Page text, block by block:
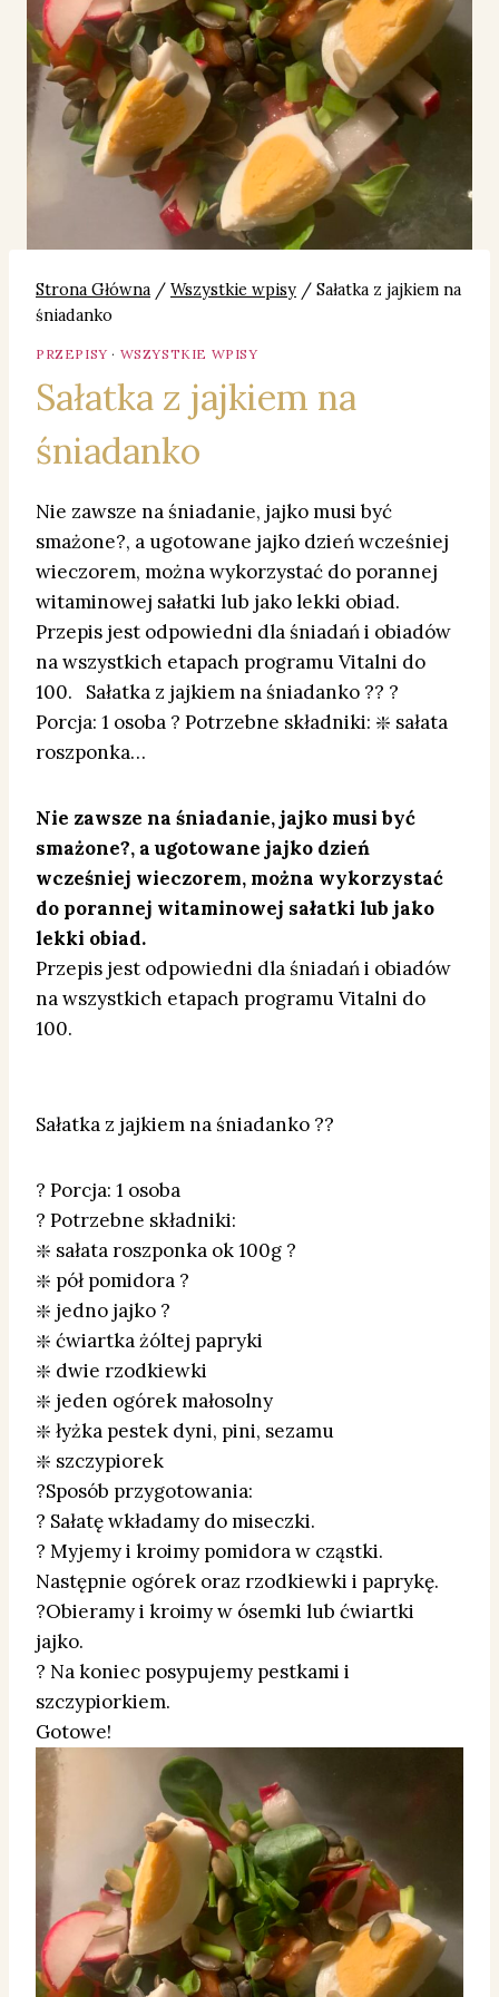
Strona Główna / Wszystkie wpisy / Sałatka z jajkiem na
śniadanko
PRZEPISY · WSZYSTKIE WPISY
Sałatka z jajkiem na
śniadanko
Nie zawsze na śniadanie, jajko musi być
smażone?, a ugotowane jajko dzień wcześniej
wieczorem, można wykorzystać do porannej
witaminowej sałatki lub jako lekki obiad.
Przepis jest odpowiedni dla śniadań i obiadów
na wszystkich etapach programu Vitalni do
100. Sałatka z jajkiem na śniadanko ?? ?
Porcja: 1 osoba ? Potrzebne składniki: ❇️ sałata
roszponka…
Nie zawsze na śniadanie, jajko musi być
smażone?, a ugotowane jajko dzień
wcześniej wieczorem, można wykorzystać
do porannej witaminowej sałatki lub jako
lekki obiad.
Przepis jest odpowiedni dla śniadań i obiadów
na wszystkich etapach programu Vitalni do
100.
Sałatka z jajkiem na śniadanko ??
? Porcja: 1 osoba
? Potrzebne składniki:
❇️ sałata roszponka ok 100g ?
❇️ pół pomidora ?
❇️ jedno jajko ?
❇️ ćwiartka żóltej papryki
❇️ dwie rzodkiewki
❇️ jeden ogórek małosolny
❇️ łyżka pestek dyni, pini, sezamu
❇️ szczypiorek
?Sposób przygotowania:
? Sałatę wkładamy do miseczki.
? Myjemy i kroimy pomidora w cząstki.
Następnie ogórek oraz rzodkiewki i paprykę.
?Obieramy i kroimy w ósemki lub ćwiartki
jajko.
? Na koniec posypujemy pestkami i
szczypiorkiem.
Gotowe!